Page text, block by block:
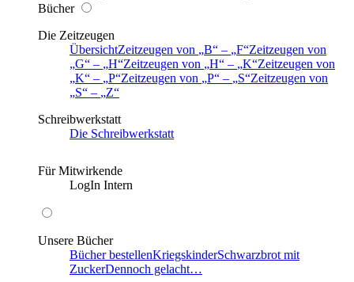
Bücher
Die Zeitzeugen
ÜbersichtZeitzeugen von B – F Zeitzeugen von
G
– H Zeitzeugen von H – K Zeitzeugen von
K
– P Zeitzeugen von P – S Zeitzeugen von
S
–
Z
Schreibwerkstatt
Die Schreibwerkstatt
Für Mitwirkende
LogIn Intern
Unsere Bücher
Bücher bestellenKriegskinderSchwarzbrot mit
ZuckerDennoch gelacht…